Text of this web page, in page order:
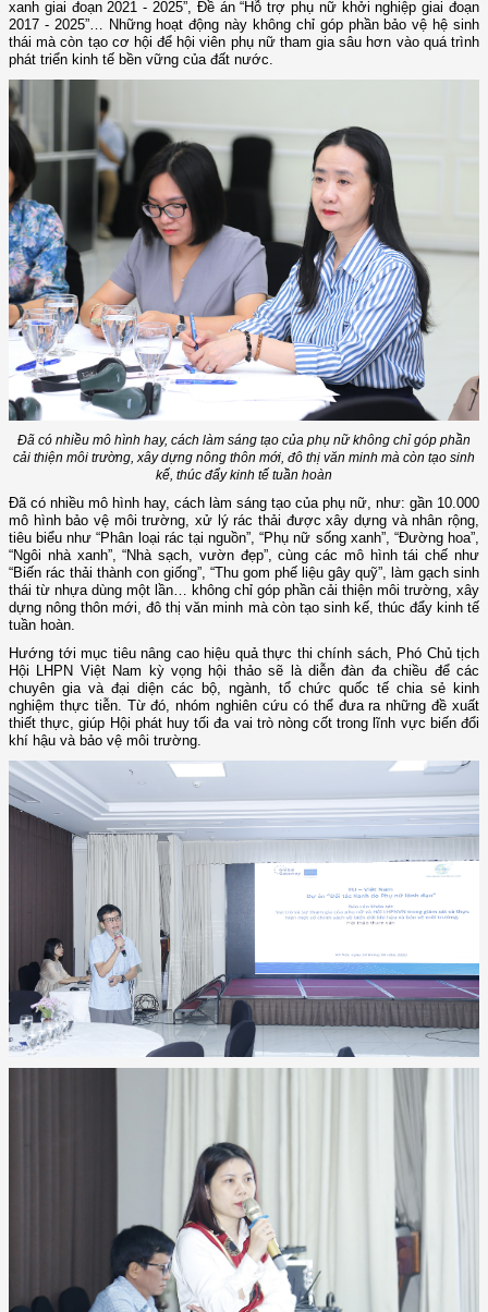
xanh giai đoạn 2021 - 2025”, Đề án “Hỗ trợ phụ nữ khởi nghiệp giai đoạn
2017 - 2025”… Những hoạt động này không chỉ góp phần bảo vệ hệ sinh
thái mà còn tạo cơ hội để hội viên phụ nữ tham gia sâu hơn vào quá trình
phát triển kinh tế bền vững của đất nước.
Đã có nhiều mô hình hay, cách làm sáng tạo của phụ nữ không chỉ góp phần
cải thiện môi trường, xây dựng nông thôn mới, đô thị văn minh mà còn tạo sinh
kế, thúc đẩy kinh tế tuần hoàn
Đã có nhiều mô hình hay, cách làm sáng tạo của phụ nữ, như: gần 10.000
mô hình bảo vệ môi trường, xử lý rác thải được xây dựng và nhân rộng,
tiêu biểu như “Phân loại rác tại nguồn”, “Phụ nữ sống xanh”, “Đường hoa”,
“Ngôi nhà xanh”, “Nhà sạch, vườn đẹp”, cùng các mô hình tái chế như
“Biến rác thải thành con giống”, “Thu gom phế liệu gây quỹ”, làm gạch sinh
thái từ nhựa dùng một lần… không chỉ góp phần cải thiện môi trường, xây
dựng nông thôn mới, đô thị văn minh mà còn tạo sinh kế, thúc đẩy kinh tế
tuần hoàn.
Hướng tới mục tiêu nâng cao hiệu quả thực thi chính sách, Phó Chủ tịch
Hội LHPN Việt Nam kỳ vọng hội thảo sẽ là diễn đàn đa chiều để các
chuyên gia và đại diện các bộ, ngành, tổ chức quốc tế chia sẻ kinh
nghiệm thực tiễn. Từ đó, nhóm nghiên cứu có thể đưa ra những đề xuất
thiết thực, giúp Hội phát huy tối đa vai trò nòng cốt trong lĩnh vực biến đổi
khí hậu và bảo vệ môi trường.